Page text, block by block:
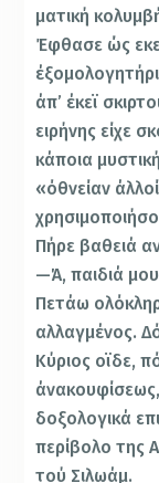
ματική
Έφθασε ώς
άπ’ έκεϊ
ειρήνης είχε
κάποια
«όθνείαν
Πήρε βαθειά
—Ά, παιδιά
Πετάω
αλλα­γμένος.
Κύριος οϊδε,
δοξολογικά
περίβολο της
τού Σιλωάμ.